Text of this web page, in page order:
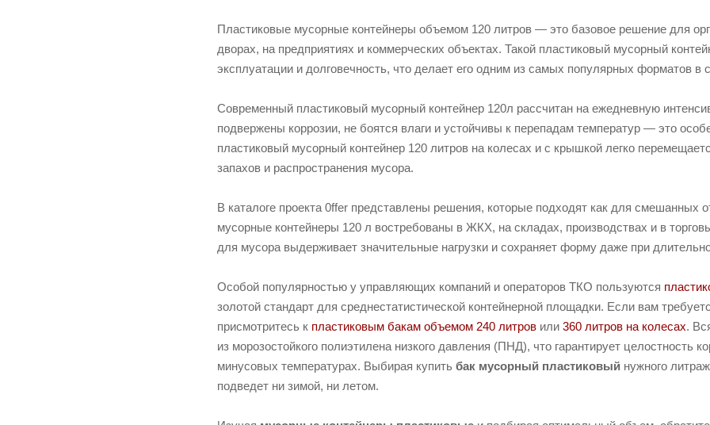
Пластиковые мусорные контейнеры объемом 120 литров — это базовое решение для
дворах, на предприятиях и коммерческих объектах. Такой пластиковый мусорный
эксплуатации и долговечность, что делает его одним из самых популярных форматов в
Современный пластиковый мусорный контейнер 120л рассчитан на ежедневную
подвержены коррозии, не боятся влаги и устойчивы к перепадам температур — это
пластиковый мусорный контейнер 120 литров на колесах и с крышкой легко
запахов и распространения мусора.
В каталоге проекта 0ffer представлены решения, которые подходят как для смешанных
мусорные контейнеры 120 л востребованы в ЖКХ, на складах, производствах и в
для мусора выдерживает значительные нагрузки и сохраняет форму даже при
Особой популярностью у управляющих компаний и операторов ТКО пользуются
золотой стандарт для среднестатистической контейнерной площадки. Если вам
присмотритесь к пластиковым бакам объемом 240 литров или 360 литров на колесах.
из морозостойкого полиэтилена низкого давления (ПНД), что гарантирует целостность
минусовых температурах. Выбирая купить бак мусорный пластиковый нужного
подведет ни зимой, ни летом.